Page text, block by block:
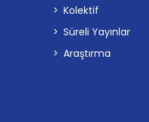
Kolektif
Süreli Yayınlar
Araştırma